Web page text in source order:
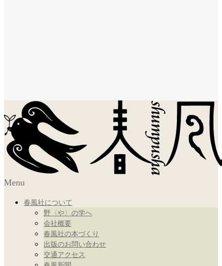
Menu
春風社について
野〈や〉の学へ
会社概要
春風社の本づくり
出版のお問い合わせ
交通アクセス